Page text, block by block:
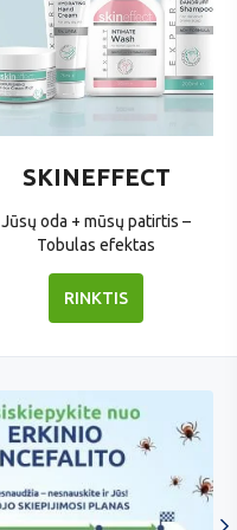
SKINEFFECT
Jūsų oda + mūsų patirtis –
Tobulas efektas
RINKTIS